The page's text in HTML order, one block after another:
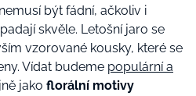
být fádní, ačkoliv i
skvěle. Letošní jaro se
vzorované kousky, které se
Vídat budeme populární a
jako florální motivy